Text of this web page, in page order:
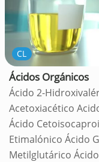
CL
Ácidos Orgánicos
Ácido 2-
Acetoxiacético
Ácido
Etimalónico Ácido
Metilglutárico